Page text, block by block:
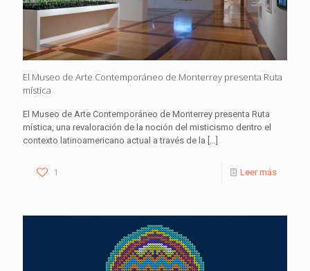
El Museo de Arte Contemporáneo de Monterrey presenta Ruta
mística
El Museo de Arte Contemporáneo de Monterrey presenta Ruta
mística, una revaloración de la noción del misticismo dentro el
contexto latinoamericano actual a través de la
1 Leer más